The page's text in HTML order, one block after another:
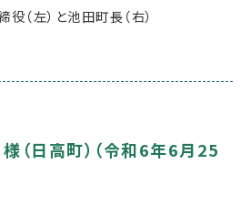
（左）と池田町長（右）
日高町）（令和6年6月25